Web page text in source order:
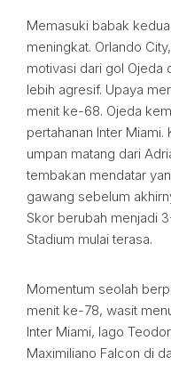
Memasuki babak
meningkat. Orlando
motivasi dari gol Ojeda
lebih agresif. Upaya
menit ke-68. Ojeda
pertahanan Inter Miami.
umpan matang dari
tembakan mendatar
gawang sebelum
Skor berubah menjadi
Stadium mulai terasa.
Momentum seolah
menit ke-78, wasit
Inter Miami, Iago
Maximiliano Falcon di